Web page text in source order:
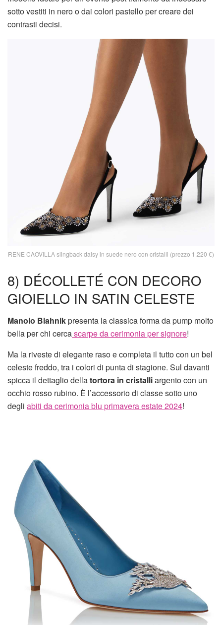
sotto vestiti in nero o dai colori pastello per creare dei
contrasti decisi.
RENE CAOVILLA slingback daisy in suede nero con cristalli (prezzo 1.220 €)
8) DÉCOLLETÉ CON DECORO
GIOIELLO IN SATIN CELESTE
Manolo Blahnikpresenta la classica forma da pump molto
bella per chi cercascarpe da cerimonia per signore!
Ma la riveste di elegante raso e completa il tutto con un bel
celeste freddo, tra i colori di punta di stagione. Sul davanti
spicca il dettaglio dellatortora in cristalliargento con un
occhio rosso rubino. È l’accessorio di classe sotto uno
degli abiti da cerimonia blu primavera estate 2024!